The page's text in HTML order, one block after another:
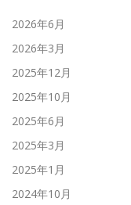
2026年6月
2026年3月
2025年12月
2025年10月
2025年6月
2025年3月
2025年1月
2024年10月